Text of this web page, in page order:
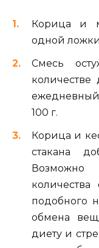
Корица и
одной
Смесь
количестве
100 г.
Корица и
стакана
Возможно
количества
подобного
обмена
диету и